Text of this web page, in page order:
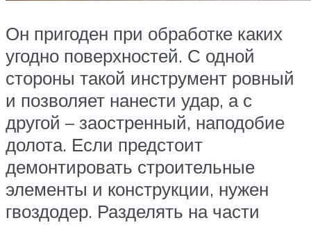
Он пригоден при обработке каких
угодно поверхностей. С одной
стороны такой инструмент ровный
и позволяет нанести удар, а с
другой – заостренный, наподобие
долота. Если предстоит
демонтировать строительные
элементы и конструкции, нужен
гвоздодер. Разделять на части